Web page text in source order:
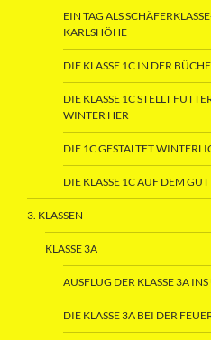
EIN TAG ALS
KARLSHÖHE
DIE KLASSE 1C IN DER
DIE KLASSE 1C STELLT
WINTER HER
DIE 1C GESTALTET
DIE KLASSE 1C AUF DEM
3. KLASSEN
KLASSE 3A
AUSFLUG DER KLASSE 3A
DIE KLASSE 3A BEI DER